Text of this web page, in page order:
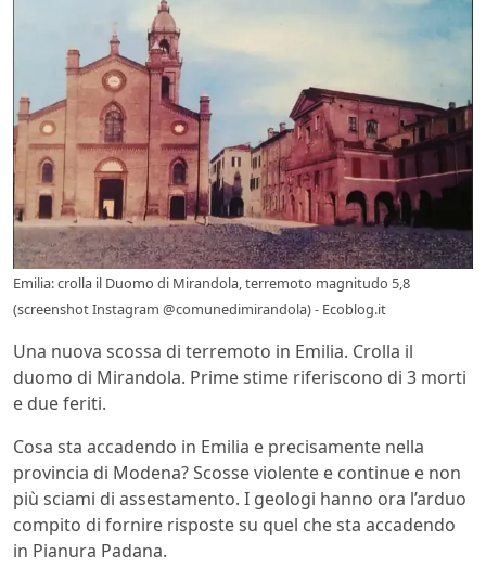
Emilia: crolla il Duomo di Mirandola, terremoto magnitudo 5,8
(screenshot Instagram @comunedimirandola) - Ecoblog.it
Una nuova scossa di terremoto in Emilia. Crolla il
duomo di Mirandola. Prime stime riferiscono di 3 morti
e due feriti.
Cosa sta accadendo in Emilia e precisamente nella
provincia di Modena? Scosse violente e continue e non
più sciami di assestamento. I geologi hanno ora l’arduo
compito di fornire risposte su quel che sta accadendo
in Pianura Padana.